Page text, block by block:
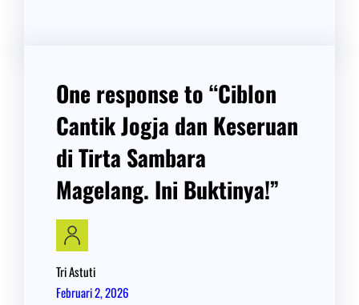
One response to “Ciblon
Cantik Jogja dan Keseruan
di Tirta Sambara
Magelang. Ini Buktinya!”
Tri Astuti
Februari 2, 2026